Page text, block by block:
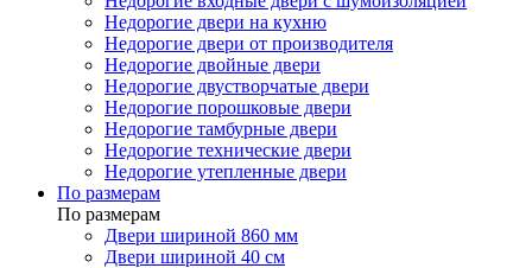
Недорогие двери на кухню
Недорогие двери от производителя
Недорогие двойные двери
Недорогие двустворчатые двери
Недорогие порошковые двери
Недорогие тамбурные двери
Недорогие технические двери
Недорогие утепленные двери
По размерам
По размерам
Двери шириной 860 мм
Двери шириной 40 см